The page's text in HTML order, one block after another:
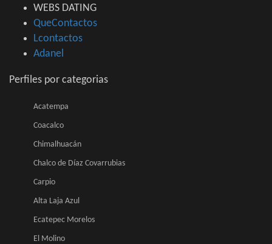
WEBS DATING
QueContactos
Lcontactos
Adanel
Perfiles por categorias
Acatempa
Coacalco
Chimalhuacán
Chalco de Díaz Covarrubias
Carpio
Alta Laja Azul
Ecatepec Morelos
El Molino